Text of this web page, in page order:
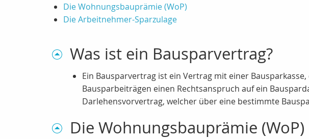
Die Wohnungsbauprämie (WoP)
Die Arbeitnehmer-Sparzulage
Was ist ein Bausparvertrag?
Ein Bausparvertrag ist ein Vertrag mit einer
Bausparbeiträgen einen Rechtsanspruch auf ein
Darlehensvorvertrag, welcher über eine bestimmte
Die Wohnungsbauprämie (WoP)